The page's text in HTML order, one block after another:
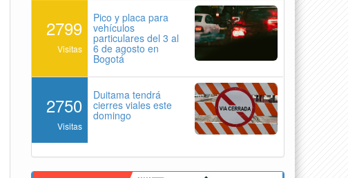
2799
Visitas
Pico y placa para
vehículos
particulares del 3 al
6 de agosto en
Bogotá
2750
Visitas
Duitama tendrá
cierres viales este
domingo